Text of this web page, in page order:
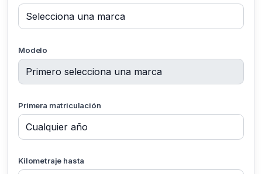
Modelo
Primera matriculación
Kilometraje hasta